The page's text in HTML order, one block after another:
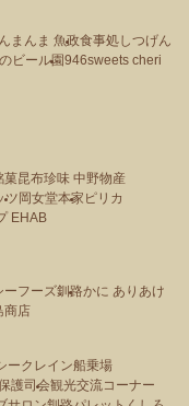
まんま 魚政食事処しつげん
ビール園946sweets cheri
菓昆布珍味 中野物産
ツ 岡女堂本家 ピリカ
EHAB
ーフーズ釧路かに ありあけ
商店
ークレイン船乗場
護司会観光交流コーナー